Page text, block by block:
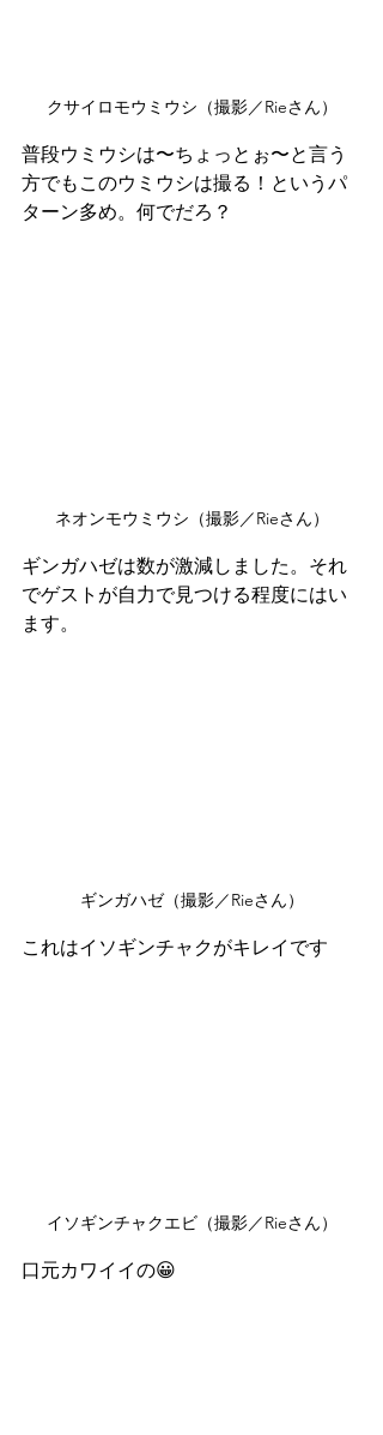
クサイロモウミウシ（撮影／Rieさん）
普段ウミウシは〜ちょっとぉ〜と言う
方でもこのウミウシは撮る！というパ
ターン多め。何でだろ？
ネオンモウミウシ（撮影／Rieさん）
ギンガハゼは数が激減しました。それ
でゲストが自力で見つける程度にはい
ます。
ギンガハゼ（撮影／Rieさん）
これはイソギンチャクがキレイです
イソギンチャクエビ（撮影／Rieさん）
口元カワイイの😀